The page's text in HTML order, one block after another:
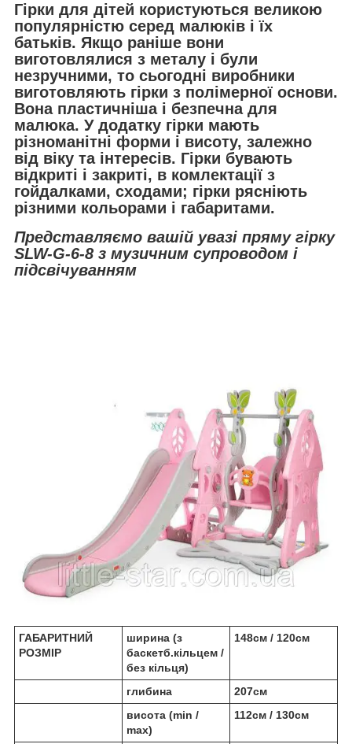
Гірки для дітей користуються великою
популярністю серед малюків і їх
батьків. Якщо раніше вони
виготовлялися з металу і були
незручними, то сьогодні виробники
виготовляють гірки з полімерної основи.
Вона пластичніша і безпечна для
малюка. У додатку гірки мають
різноманітні форми і висоту, залежно
від віку та інтересів. Гірки бувають
відкриті і закриті, в комлектації з
гойдалками, сходами; гірки рясніють
різними кольорами і габаритами.
Представляємо вашій увазі пряму гірку
SLW-G-6-8 з музичним супроводом і
підсвічуванням
ГАБАРИТНИЙ
РОЗМІР
ширина (з
баскетб.кільцем /
без кільця)
148см / 120см
глибина
207см
висота (min /
max)
112см / 130см